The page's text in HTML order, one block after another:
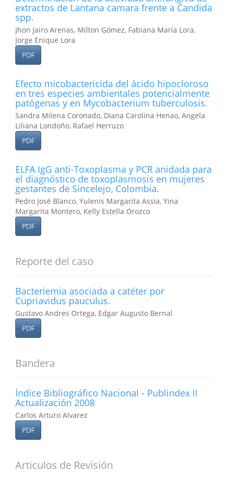
extractos de Lantana camara frente a Candida
spp.
Jhon Jairo Arenas, Milton Gómez, Fabiana María Lora,
Jorge Enique Lora
PDF
Efecto micobactericida del ácido hipocloroso
en tres especies ambientales potencialmente
patógenas y en Mycobacterium tuberculosis.
Sandra Milena Coronado, Diana Carolina Henao, Angela
Liliana Londoño, Rafael Herruzo
PDF
ELFA IgG anti-Toxoplasma y PCR anidada para
el diagnóstico de toxoplasmosis en mujeres
gestantes de Sincelejo, Colombia.
Pedro José Blanco, Yulenis Margarita Assia, Yina
Margarita Montero, Kelly Estella Orozco
PDF
Reporte del caso
Bacteriemia asociada a catéter por
Cupriavidus pauculus.
Gustavo Andres Ortega, Edgar Augusto Bernal
PDF
Bandera
Índice Bibliográfico Nacional - Publindex II
Actualización 2008
Carlos Arturo Alvarez
PDF
Articulos de Revisión